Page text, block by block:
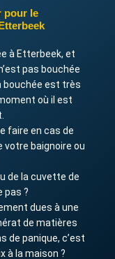
pour le
à Etterbeek, et
pas bouchée
bouchée est très
où il est
faire en cas de
votre baignoire ou
de la cuvette de
pas ?
dues à une
de matières
de panique, c’est
à la maison ?